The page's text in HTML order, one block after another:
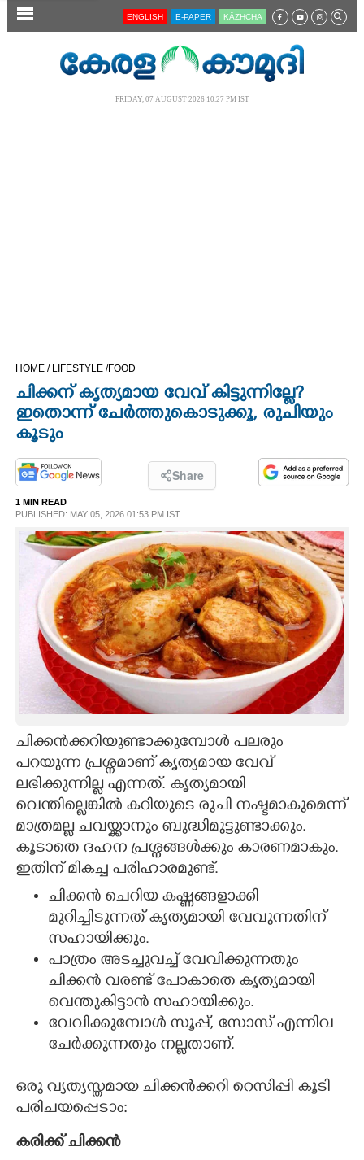
SECTIONS
OPINION
PHOTOS
LIFESTYLE
SPIRITUAL
INFO+
ART
ASTRO
CARTOONS
LITERATURE
ZOOM
CONTACT US
ENGLISH E-PAPER KĀZHCHA
FRIDAY, 07 AUGUST 2026 10.27 PM IST
HOME / LIFESTYLE /FOOD
ചിക്കന് കൃത്യമായ വേവ് കിട്ടുന്നില്ലേ?
ഇതൊന്ന് ചേർത്തുകൊടുക്കൂ, രുചിയും
കൂടും
Share
1 MIN READ
PUBLISHED: MAY 05, 2026 01:53 PM IST
ചിക്കൻക്കറിയുണ്ടാക്കുമ്പോൾ പലരും
പറയുന്ന പ്രശ്നമാണ് കൃത്യമായ വേവ്
ലഭിക്കുന്നില്ല എന്നത്. കൃത്യമായി
വെന്തില്ലെങ്കിൽ കറിയുടെ രുചി നഷ്ടമാകുമെന്ന്
മാത്രമല്ല ചവയ്ക്കാനും ബുദ്ധിമുട്ടുണ്ടാക്കും.
കൂടാതെ ദഹന പ്രശ്നങ്ങൾക്കും കാരണമാകും.
ഇതിന് മികച്ച പരിഹാരമുണ്ട്.
ചിക്കൻ ചെറിയ കഷ്ണങ്ങളാക്കി
മുറിച്ചിടുന്നത് കൃത്യമായി വേവുന്നതിന്
സഹായിക്കും.
പാത്രം അടച്ചുവച്ച് വേവിക്കുന്നതും
ചിക്കൻ വരണ്ട് പോകാതെ കൃത്യമായി
വെന്തുകിട്ടാൻ സഹായിക്കും.
വേവിക്കുമ്പോൾ സൂപ്പ്, സോസ് എന്നിവ
ചേർക്കുന്നതും നല്ലതാണ്.
ഒരു വ്യത്യസ്തമായ ചിക്കൻക്കറി റെസിപ്പി കൂടി
പരിചയപ്പെടാം:
കരിക്ക് ചിക്കൻ